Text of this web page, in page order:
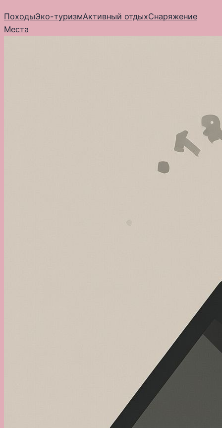
к
содержимому
ПоходыЭко-туризмАктивный отдыхСнаряжение
Места